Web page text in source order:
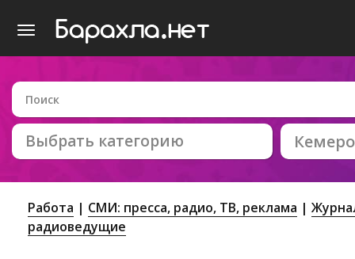
Выбрать категорию
Работа СМИ: пресса, радио, ТВ, реклама
радиоведущие